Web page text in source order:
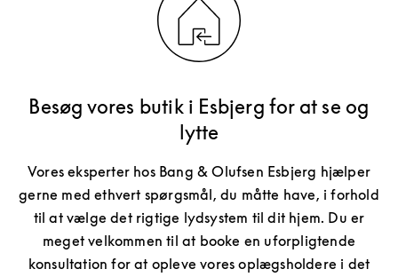
Besøg vores butik i Esbjerg for at se og
lytte
Vores eksperter hos Bang & Olufsen Esbjerg hjælper
gerne med ethvert spørgsmål, du måtte have, i forhold
til at vælge det rigtige lydsystem til dit hjem. Du er
meget velkommen til at booke en uforpligtende
konsultation for at opleve vores oplægsholdere i det